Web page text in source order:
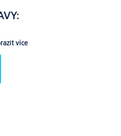
Aluprof
více